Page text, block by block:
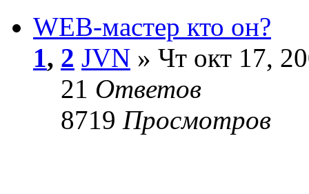
WEB-мастер кто он?
1, 2 JVN » Чт окт 17,
21 Ответов
8719 Просмотров